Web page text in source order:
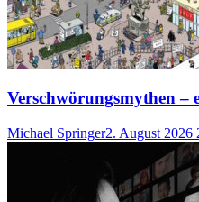
Verschwörungsmythen –
Michael Springer2. August 2026